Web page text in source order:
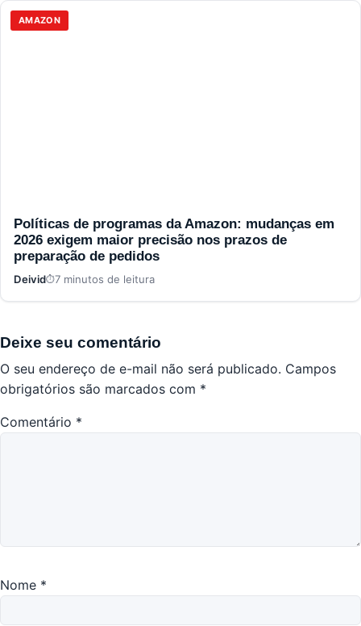
AMAZON
Políticas de programas da Amazon: mudanças em
2026 exigem maior precisão nos prazos de
preparação de pedidos
Deivid 7 minutos de leitura
Deixe seu comentário
O seu endereço de e-mail não será publicado. Campos
obrigatórios são marcados com *
Comentário *
Nome *